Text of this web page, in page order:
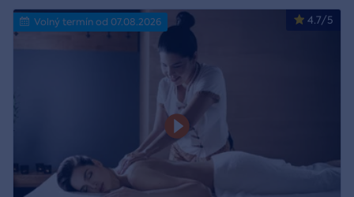
4.7/5
Volný termín od 07.08.2026